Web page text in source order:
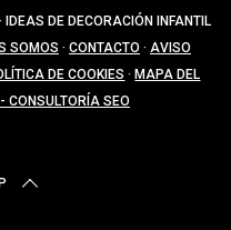
·
IDEAS DE DECORACIÓN INFANTIL
SOMOS · CONTACTO · AVISO
DE COOKIES · MAPA DEL
CONSULTORÍA SEO